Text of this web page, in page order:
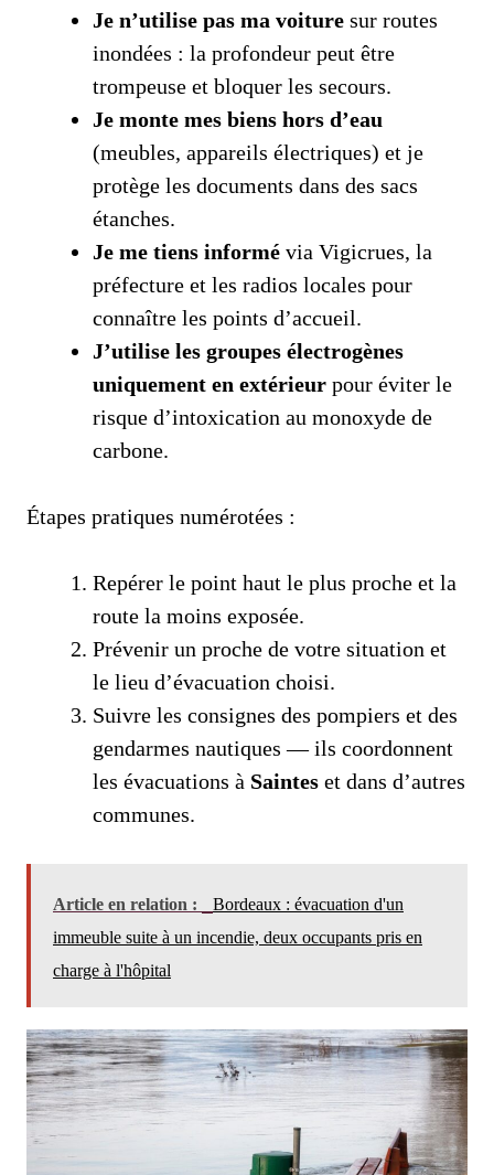
Je n’utilise pas ma voiture sur routes
inondées : la profondeur peut être
trompeuse et bloquer les secours.
Je monte mes biens hors d’eau
(meubles, appareils électriques) et je
protège les documents dans des sacs
étanches.
Je me tiens informé via Vigicrues, la
préfecture et les radios locales pour
connaître les points d’accueil.
J’utilise les groupes électrogènes
uniquement en extérieur pour éviter le
risque d’intoxication au monoxyde de
carbone.
Étapes pratiques numérotées :
Repérer le point haut le plus proche et la
route la moins exposée.
Prévenir un proche de votre situation et
le lieu d’évacuation choisi.
Suivre les consignes des pompiers et des
gendarmes nautiques — ils coordonnent
les évacuations à Saintes et dans d’autres
communes.
Article en relation :
Bordeaux : évacuation d'un
immeuble suite à un incendie, deux occupants pris en
charge à l'hôpital